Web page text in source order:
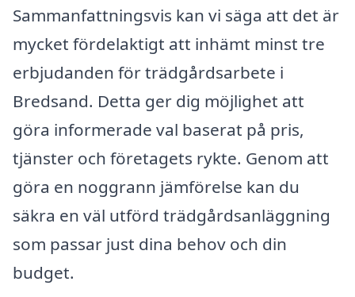
Sammanfattningsvis kan vi säga att det är
mycket fördelaktigt att inhämt minst tre
erbjudanden för trädgårdsarbete i
Bredsand. Detta ger dig möjlighet att
göra informerade val baserat på pris,
tjänster och företagets rykte. Genom att
göra en noggrann jämförelse kan du
säkra en väl utförd trädgårdsanläggning
som passar just dina behov och din
budget.